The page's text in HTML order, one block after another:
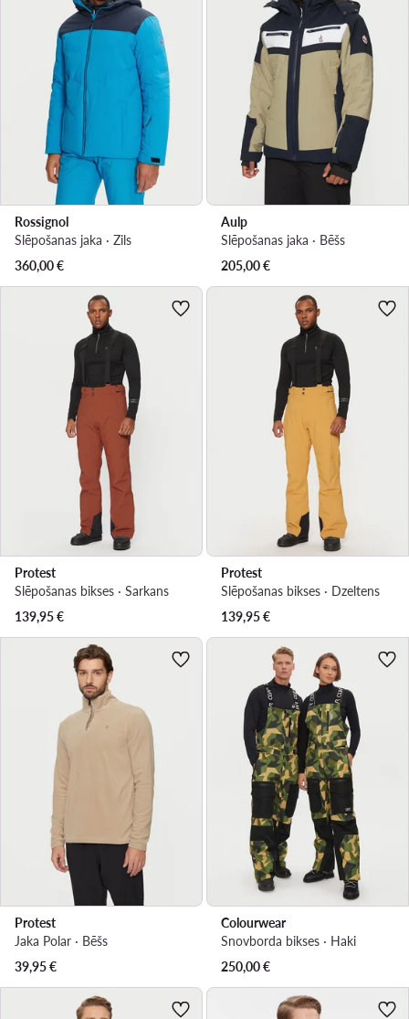
Rossignol
Slēpošanas jaka · Zils
360,00€
Aulp
Slēpošanas jaka · Bēšs
205,00€
Protest
Slēpošanas bikses · Sarkans
139,95€
Protest
Slēpošanas bikses · Dzeltens
139,95€
Protest
Jaka Polar · Bēšs
39,95€
Colourwear
Snovborda bikses · Haki
250,00€